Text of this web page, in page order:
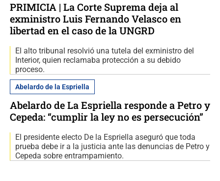
PRIMICIA | La Corte Suprema deja al
exministro Luis Fernando Velasco en
libertad en el caso de la UNGRD
El alto tribunal resolvió una tutela del exministro del
Interior, quien reclamaba protección a su debido
proceso.
Abelardo de la Espriella
Abelardo de La Espriella responde a Petro y
Cepeda: “cumplir la ley no es persecución”
El presidente electo De la Espriella aseguró que toda
prueba debe ir a la justicia ante las denuncias de Petro y
Cepeda sobre entrampamiento.